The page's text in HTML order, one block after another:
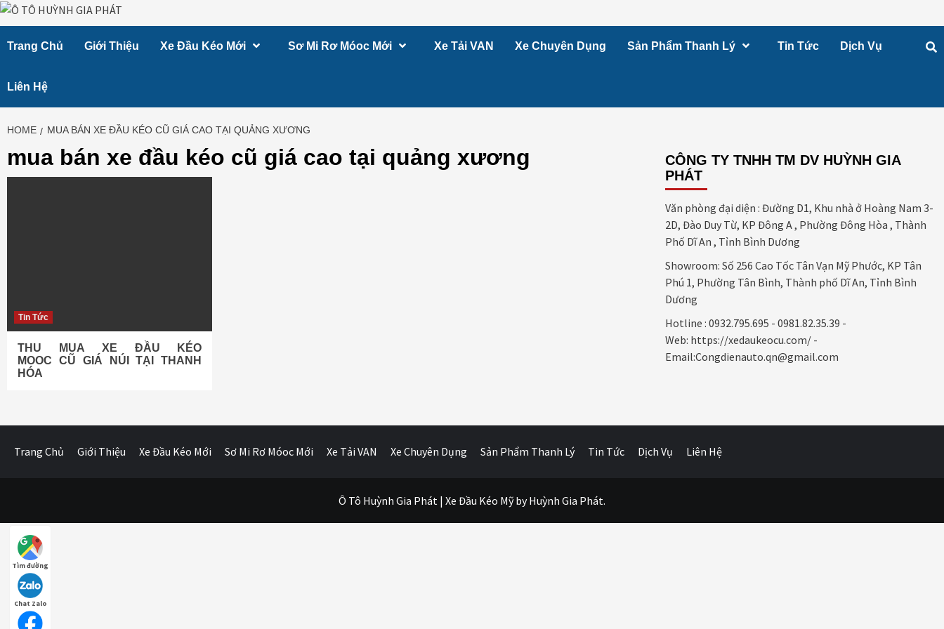
Skip
toTrang Chủ Giới Thiệu Xe Đầu Kéo Mới Sơ Mi Rơ Móoc Mới Xe Tải VAN Xe Chuyên Dụng Sản Phẩm Thanh Lý Tin Tức Dịch Vụ
Liên Hệ
HOME MUA BÁN XE ĐẦU KÉO CŨ GIÁ CAO TẠI QUẢNG XƯƠNG
mua bán xe đầu kéo cũ giá cao tại quảng xương
Tin Tức
THU MUA XE ĐẦU KÉO
MOOC CŨ GIÁ NÚI TẠI THANH
HÓA
CÔNG TY TNHH TM DV HUỲNH GIA
PHÁT
Văn phòng đại diện : Đường D1, Khu nhà ở Hoàng Nam 3-
2D, Đào Duy Từ, KP Đông A , Phường Đông Hòa , Thành
Phố Dĩ An , Tỉnh Bình Dương
Showroom: Số 256 Cao Tốc Tân Vạn Mỹ Phước, KP Tân
Phú 1, Phường Tân Bình, Thành phố Dĩ An, Tỉnh Bình
Dương
Hotline : 0932.795.695 - 0981.82.35.39 -
Web: https://xedaukeocu.com/ -
Email:Congdienauto.qn@gmail.com
Tìm đường
Chat Zalo
Trang Chủ Giới Thiệu Xe Đầu Kéo Mới Sơ Mi Rơ Móoc Mới Xe Tải VAN Xe Chuyên Dụng Sản Phẩm Thanh Lý Tin Tức Dịch Vụ Liên Hệ
Ô Tô Huỳnh Gia Phát | Xe Đầu Kéo Mỹby Huỳnh Gia Phát.